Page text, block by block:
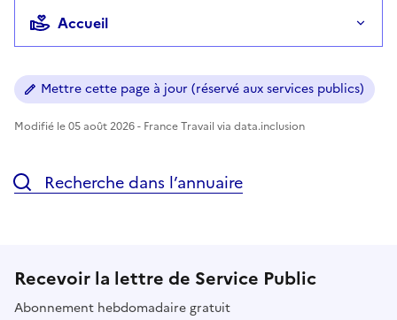
Accueil
Mettre cette page à jour (réservé aux services publics)
Modifié le 05 août 2026 - France Travail via data.inclusion
Recherche dans l’annuaire
Recevoir la lettre de Service Public
Abonnement hebdomadaire gratuit